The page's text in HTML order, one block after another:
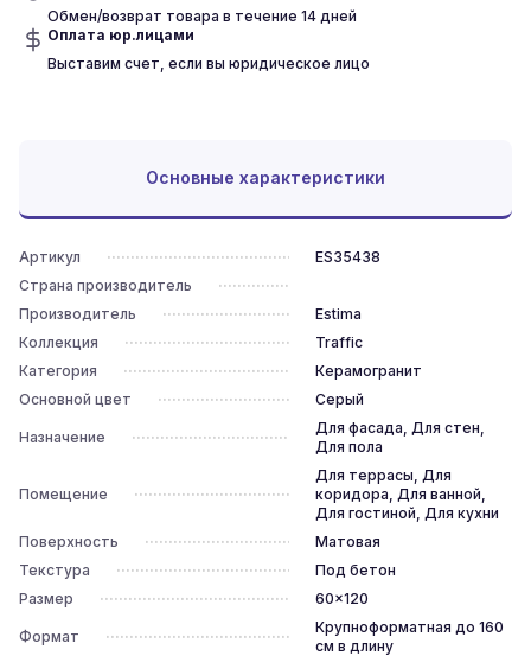
Обмен/возврат товара в течение 14 дней
Оплата юр.лицами
Выставим счет, если вы юридическое лицо
Основные характеристики
Артикул
ES35438
Страна производитель
Производитель
Estima
Коллекция
Traffic
Категория
Керамогранит
Основной цвет
Серый
Назначение
Для фасада, Для стен,
Для пола
Помещение
Для террасы, Для
коридора, Для ванной,
Для гостиной, Для кухни
Поверхность
Матовая
Текстура
Под бетон
Размер
60x120
Формат
Крупноформатная до 160
см в длину